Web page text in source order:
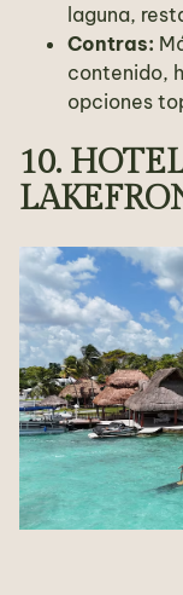
laguna,
Contras:
contenido,
opciones
10.